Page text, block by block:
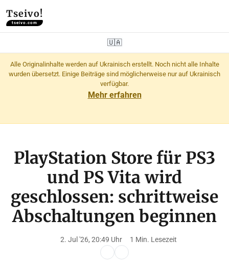
Tseivo!
tseivo.com
🇺🇦
Alle Originalinhalte werden auf Ukrainisch erstellt. Noch nicht alle Inhalte
wurden übersetzt. Einige Beiträge sind möglicherweise nur auf Ukrainisch
verfügbar.
Mehr erfahren
PlayStation Store für PS3
und PS Vita wird
geschlossen: schrittweise
Abschaltungen beginnen
2. Jul '26, 20:49 Uhr 1 Min. Lesezeit